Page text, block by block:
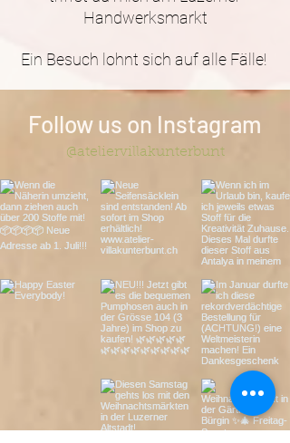
Handwerksmarkt
Ein Besuch lohnt sich auf alle Fälle!
Follow us on Instagram
@ateliervillakunterbunt